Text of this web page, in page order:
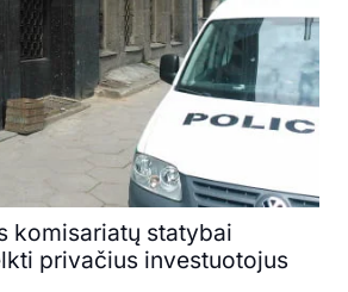
komisariatų statybai
privačius investuotojus